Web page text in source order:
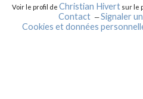
Voir le profil deChristian Hivert sur le
Contact
Signaler
Cookies et données